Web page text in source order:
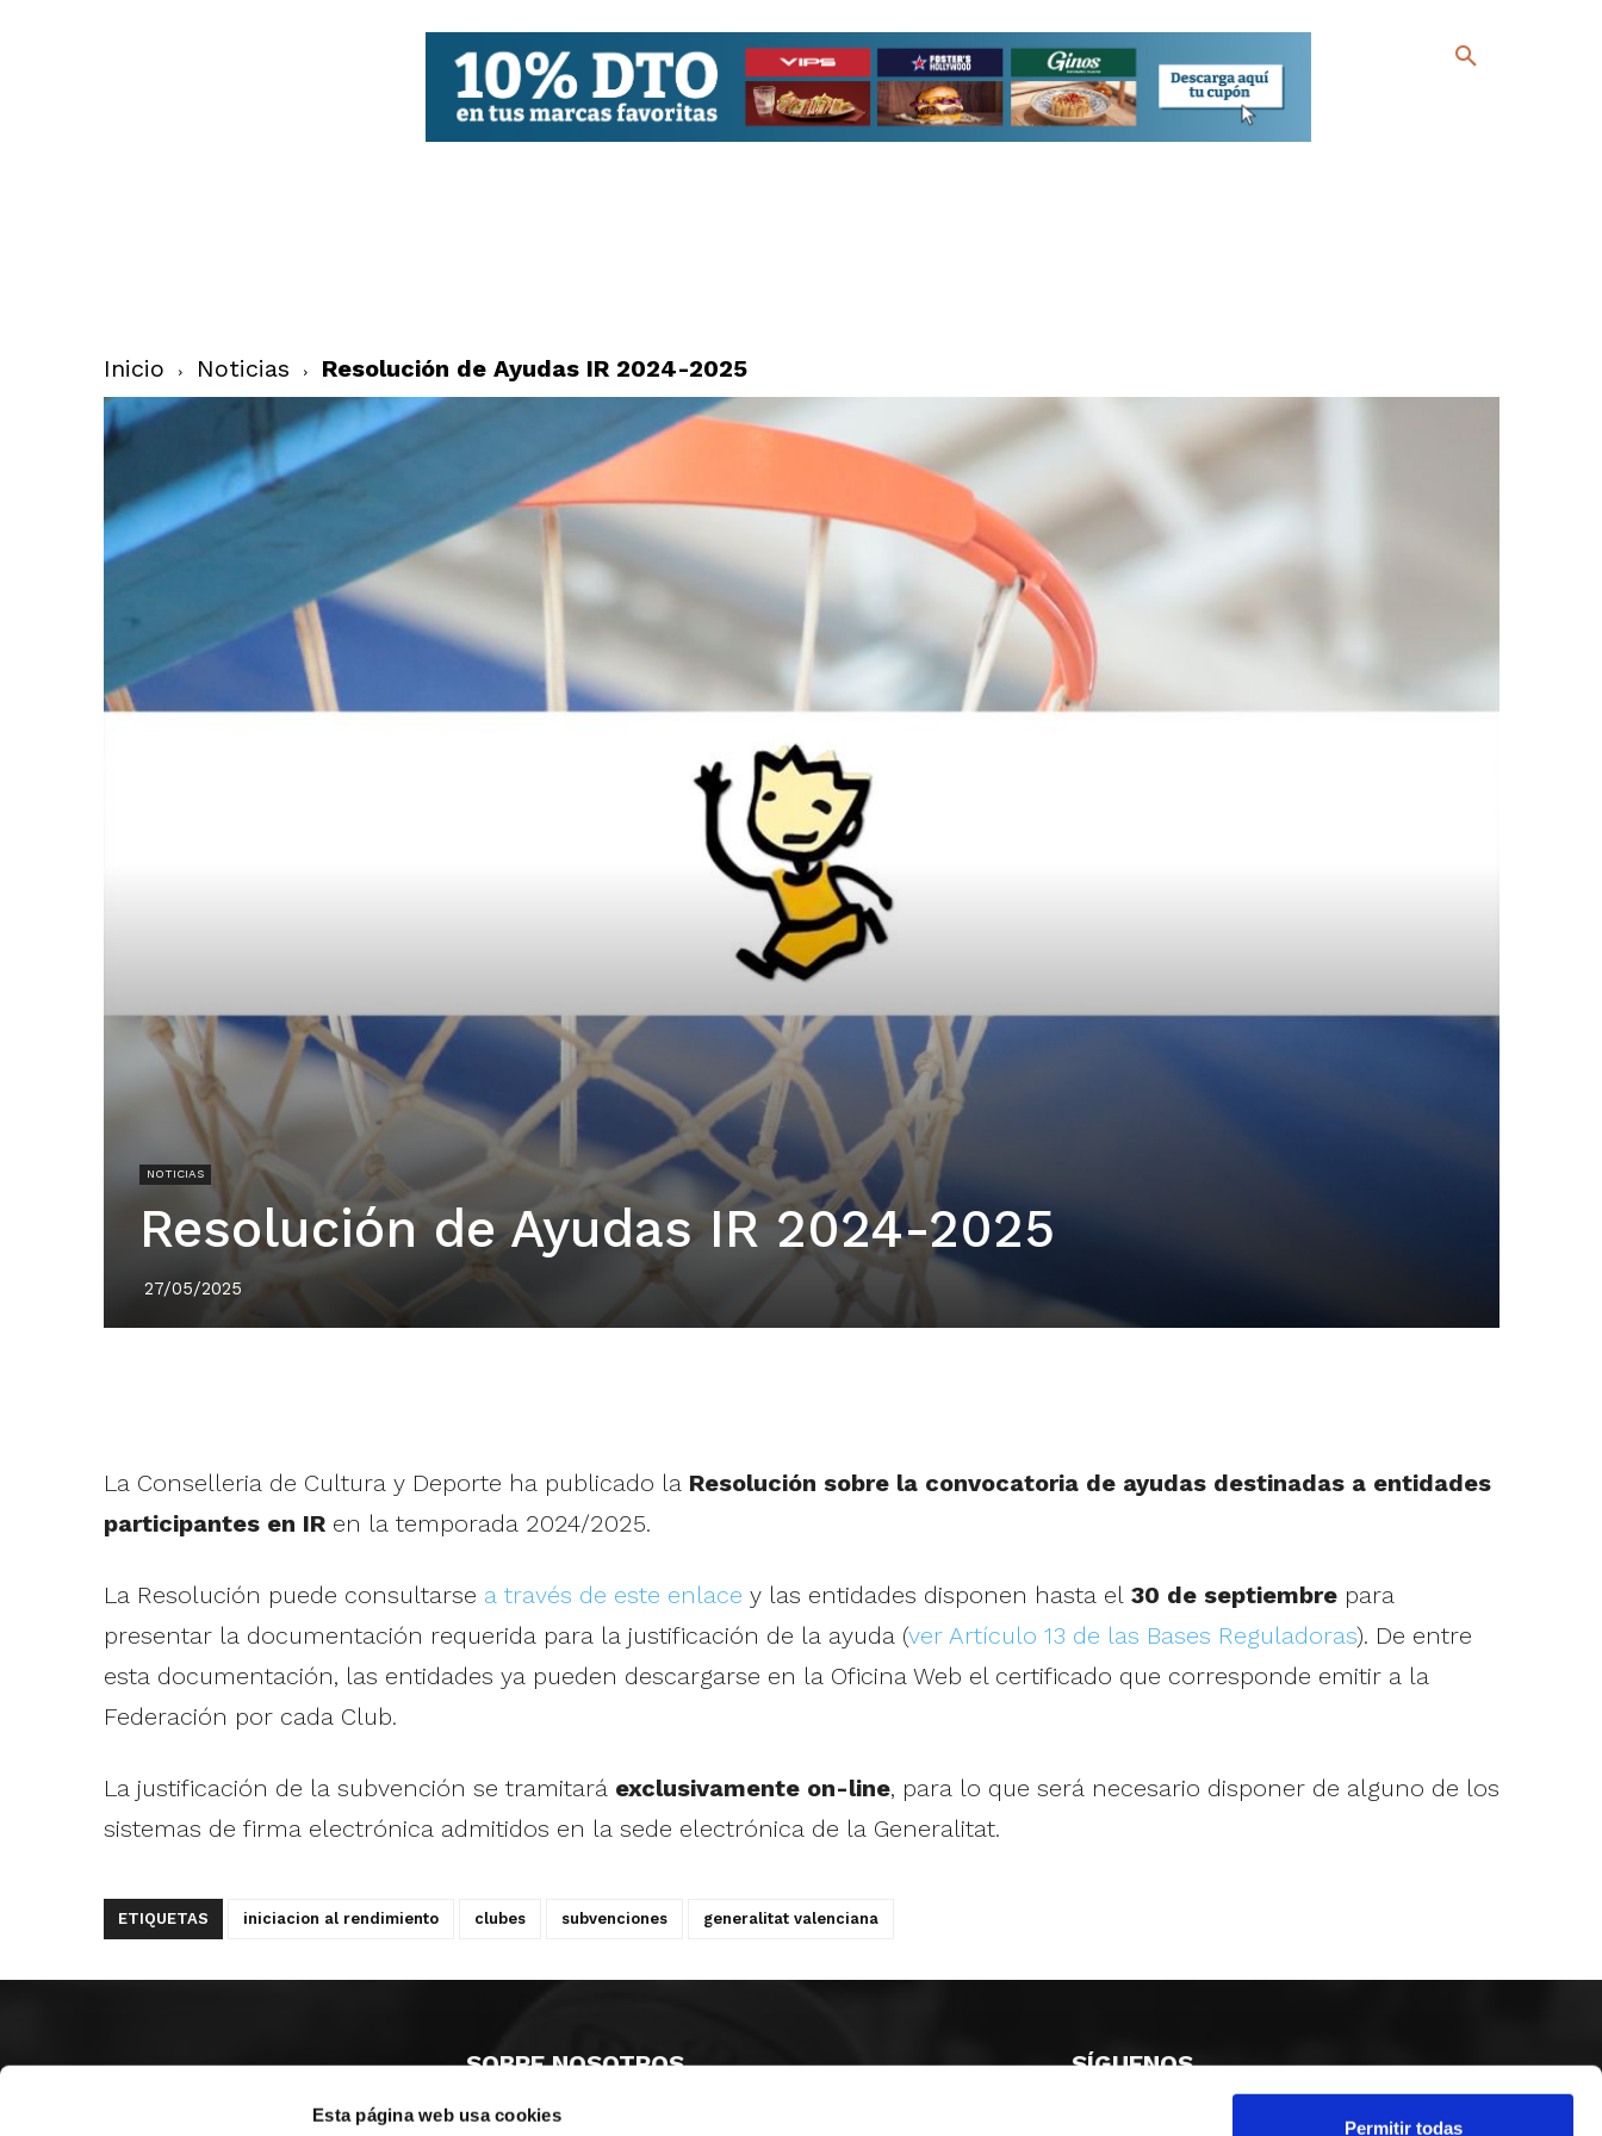
Esta página web usa cookies
Permitir todas
Inicio Noticias Resolución de Ayudas IR 2024-2025
NOTICIAS
Resolución de Ayudas IR 2024-2025
27/05/2025
La Conselleria de Cultura y Deporte ha publicado la Resolución sobre la convocatoria de ayudas destinadas a entidades
participantes en IRen la temporada 2024/2025.
La Resolución puede consultarse a través de este enlace y las entidades disponen hasta el 30 de septiembrepara
presentar la documentación requerida para la justificación de la ayuda (ver Artículo 13 de las Bases Reguladoras). De entre
esta documentación, las entidades ya pueden descargarse en la Oficina Web el certificado que corresponde emitir a la
Federación por cada Club.
La justificación de la subvención se tramitará exclusivamente on-line, para lo que será necesario disponer de alguno de los
sistemas de firma electrónica admitidos en la sede electrónica de la Generalitat.
ETIQUETAS iniciacion al rendimiento clubes subvenciones generalitat valenciana
SOBRE NOSOTROS
CASTELLON
SÍGUENOS